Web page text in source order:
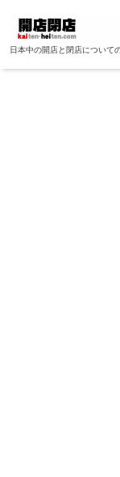
日本中の開店と閉店について